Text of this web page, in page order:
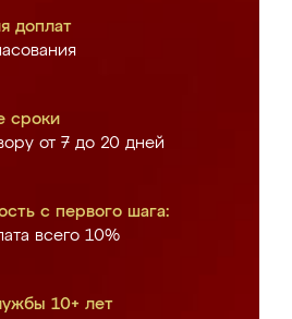
доплат
сроки
от 7 до 20 дней
с первого шага:
всего 10%
10+ лет